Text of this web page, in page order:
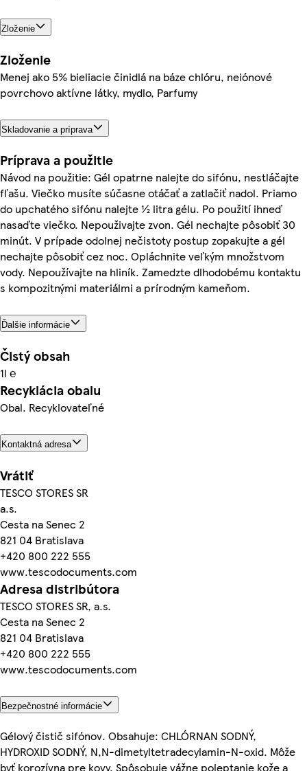
Zloženie
Zloženie
Menej ako 5% bieliacie činidlá na báze chlóru, neiónové
povrchovo aktívne látky, mydlo, Parfumy
Skladovanie a príprava
Príprava a použitie
Návod na použitie: Gél opatrne nalejte do sifónu, nestláčajte
fľašu. Viečko musíte súčasne otáčať a zatlačiť nadol. Priamo
do upchatého sifónu nalejte ½ litra gélu. Po použití ihneď
nasaďte viečko. Nepouživajte zvon. Gél nechajte pôsobiť 30
minút. V prípade odolnej nečistoty postup zopakujte a gél
nechajte pôsobiť cez noc. Opláchnite veľkým množstvom
vody. Nepoužívajte na hliník. Zamedzte dlhodobému kontaktu
s kompozitnými materiálmi a prírodným kameňom.
Ďalšie informácie
Čistý obsah
1l ℮
Recyklácia obalu
Obal. Recyklovateľné
Kontaktná adresa
Vrátiť
TESCO STORES SR
a.s.
Cesta na Senec 2
821 04 Bratislava
+420 800 222 555
www.tescodocuments.com
Adresa distribútora
TESCO STORES SR, a.s.
Cesta na Senec 2
821 04 Bratislava
+420 800 222 555
www.tescodocuments.com
Bezpečnostné informácie
Gélový čistič sifónov. Obsahuje: CHLÓRNAN SODNÝ,
HYDROXID SODNÝ, N,N-dimetyltetradecylamin-N-oxid. Môže
byť korozívna pre kovy. Spôsobuje vážne poleptanie kože a